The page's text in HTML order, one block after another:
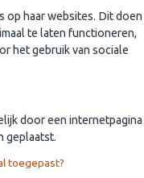
op haar websites. Dit doen
te laten functioneren,
het gebruik van sociale
door een internetpagina
geplaatst.
toegepast?